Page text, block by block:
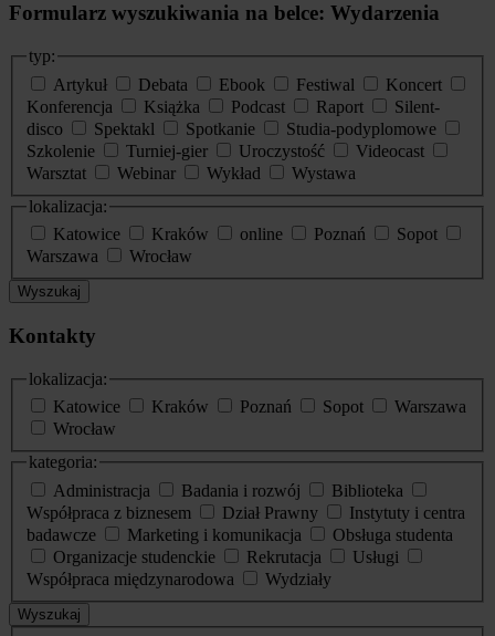
Formularz wyszukiwania na belce: Wydarzenia
typ:
Artykuł
Debata Ebook Festiwal
Koncert
Konferencja
Książka Podcast Raport
Silent-
disco
Spektakl Spotkanie
Studia-podyplomowe
Szkolenie
Turniej-gier Uroczystość
Videocast
Warsztat
Webinar Wykład
Wystawa
lokalizacja:
Katowice
Kraków online Poznań
Sopot
Warszawa
Wrocław
Wyszukaj
Kontakty
lokalizacja:
Katowice
Kraków Poznań Sopot
Warszawa
Wrocław
kategoria:
Administracja
Badania i rozwój
Biblioteka
Współpraca z biznesem
Dział Prawny
Instytuty i centra
badawcze
Marketing i komunikacja
Obsługa studenta
Organizacje studenckie
Rekrutacja
Usługi
Współpraca międzynarodowa
Wydziały
Wyszukaj